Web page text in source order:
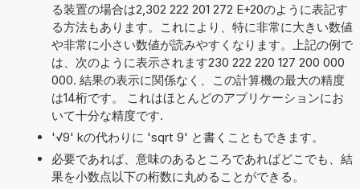
る装置の場合は2,302 222 201 272 E+20のように表記す
る方法もあります。これにより、特に非常に大きい数値
や非常に小さい数値が読みやすくなります。上記の例で
は、次のように表示されます230 222 220 127 200 000
000. 結果の表示に関係なく、この計算機の最大の精度
は14桁です。 これはほとんどのアプリケーションにお
いて十分な精度です.
'√9' kの代わりに 'sqrt 9' と書くこともできます。
必要であれば、意味のあるところであればどこでも、結
果を小数点以下の桁数に丸めることができる。